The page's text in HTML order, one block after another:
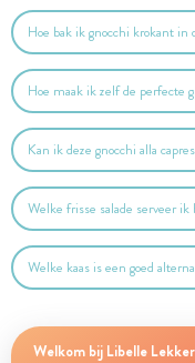
Hoe bak ik gnocchi krokant in
Hoe maak ik zelf de perfecte
Kan ik deze gnocchi alla
Welke frisse salade serveer
Welke kaas is een goed
Welkom bij Libelle